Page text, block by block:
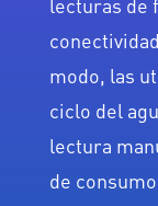
lecturas de
modo, las
ciclo del
lectura
de